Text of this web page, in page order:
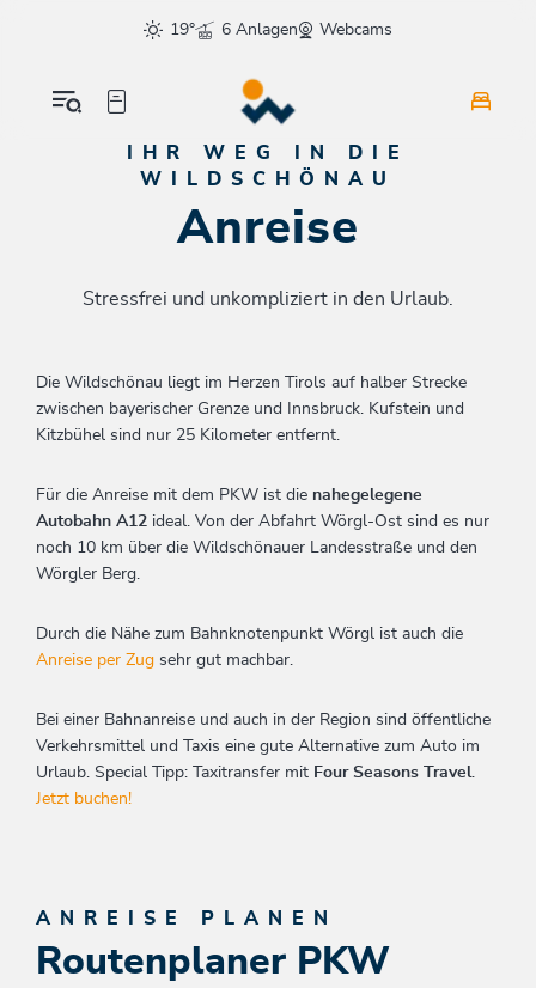
sr.skip-to.main-content
sr.skip-to.table-of-contents
sr.skip-to.main-navigation
19°
6 Anlagen Webcams
IHR WEG IN DIE
WILDSCHÖNAU
Anreise
Stressfrei und unkompliziert in den Urlaub.
Die Wildschönau liegt im Herzen Tirols auf halber Strecke
zwischen bayerischer Grenze und Innsbruck. Kufstein und
Kitzbühel sind nur 25 Kilometer entfernt.
Für die Anreise mit dem PKW ist die nahegelegene
Autobahn A12 ideal. Von der Abfahrt Wörgl-Ost sind es nur
noch 10 km über die Wildschönauer Landesstraße und den
Wörgler Berg.
Durch die Nähe zum Bahnknotenpunkt Wörgl ist auch die
Anreise per Zug sehr gut machbar.
Bei einer Bahnanreise und auch in der Region sind öffentliche
Verkehrsmittel und Taxis eine gute Alternative zum Auto im
Urlaub. Special Tipp: Taxitransfer mit Four Seasons Travel.
Jetzt buchen!
ANREISE PLANEN
Routenplaner PKW